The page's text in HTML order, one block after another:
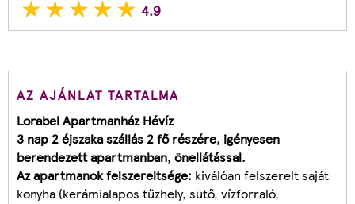
4.9
AZ AJÁNLAT TARTALMA
Lorabel Apartmanház Hévíz
3 nap 2 éjszaka szállás 2 fő részére, igényesen
berendezett apartmanban, önellátással.
Az apartmanok felszereltsége: kiválóan felszerelt saját
konyha (kerámialapos tűzhely, sütő, vízforraló,